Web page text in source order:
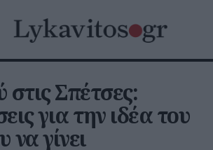
στις Σπέτσες:
για την ιδέα του
γίνει